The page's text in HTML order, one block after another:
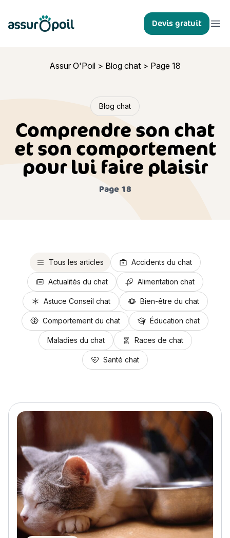
Assur O'Poil Devis gratuit
Assur O'Poil > Blog chat > Page 18
Blog chat
Comprendre son chat
et son comportement
pour lui faire plaisir
Page 18
Tous les articles Accidents du chat
Actualités du chat Alimentation chat
Astuce Conseil chat Bien-être du chat
Comportement du chat Éducation chat
Maladies du chat Races de chat
Santé chat